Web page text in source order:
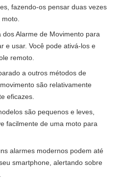
fazendo-os pensar duas vezes
dos Alarme de Movimento para
e usar. Você pode ativá-los e
remoto.
a outros métodos de
são relativamente
eficazes.
são pequenos e leves,
facilmente de uma moto para
alarmes modernos podem até
smartphone, alertando sobre